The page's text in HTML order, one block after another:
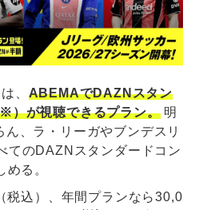
、 ABEMAでDAZNスタン
）が視聴できるプラン。明
、ラ・リーガやブンデスリ
てのDAZNスタンダードコン
る。
税込）、年間プランなら30,0